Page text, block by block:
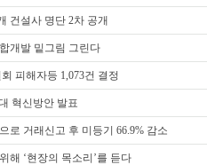
건설사 명단 2차 공개
개발 밑그림 그린다
피해자등 1,073건 결정
혁신방안 발표
로 거래신고 후 미등기 66.9% 감소
해 ‘현장의 목소리’를 듣다